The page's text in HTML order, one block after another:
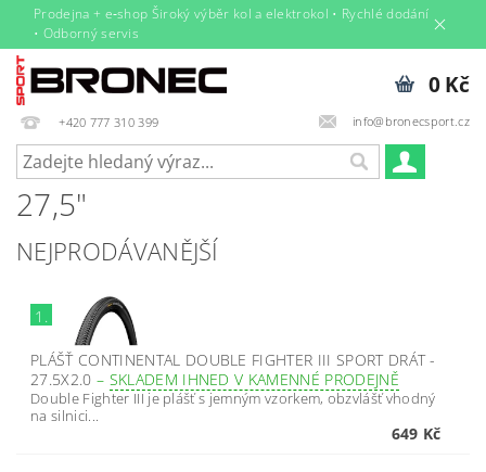
Prodejna + e‑shop Široký výběr kol a elektrokol • Rychlé dodání
• Odborný servis
+420 777 310 399 info@bronecsport.cz
0 Kč
27,5"
NEJPRODÁVANĚJŠÍ
1.
PLÁŠŤ CONTINENTAL DOUBLE FIGHTER III SPORT DRÁT -
27.5X2.0– SKLADEM IHNED V KAMENNÉ PRODEJNĚ
Double Fighter III je plášť s jemným vzorkem, obzvlášť vhodný
na silnici...
649 Kč